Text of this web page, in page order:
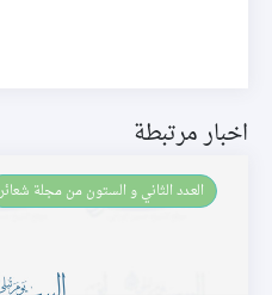
اخبار مرتبطة
العـدد الثاني و الستون من مجلة شعائر